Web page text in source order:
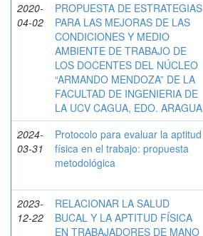
2020-
04-02
PROPUESTA DE ESTRATEGIAS
PARA LAS MEJORAS DE LAS
CONDICIONES Y MEDIO
AMBIENTE DE TRABAJO DE
LOS DOCENTES DEL NÚCLEO
“ARMANDO MENDOZA” DE LA
FACULTAD DE INGENIERIA DE
LA UCV CAGUA, EDO. ARAGUA
2024-
03-31
Protocolo para evaluar la aptitud
física en el trabajo: propuesta
metodológica
2023-
12-22
RELACIONAR LA SALUD
BUCAL Y LA APTITUD FÍSICA
EN TRABAJADORES DE MANO